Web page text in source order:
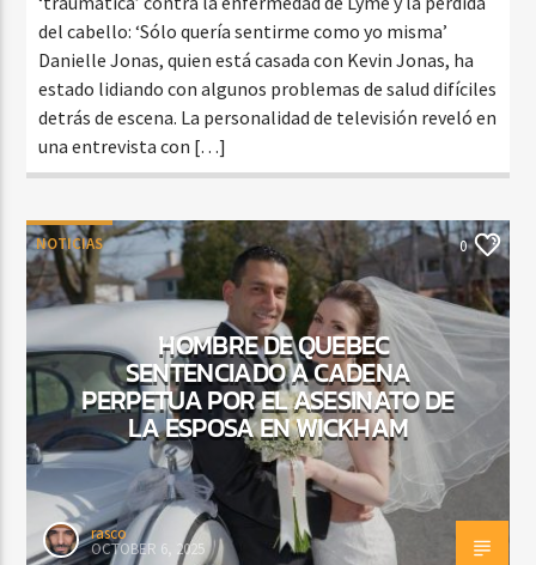
del cabello: ‘Sólo quería sentirme como yo misma’
Danielle Jonas, quien está casada con Kevin Jonas, ha
estado lidiando con algunos problemas de salud difíciles
detrás de escena. La personalidad de televisión reveló en
una entrevista con […]
NOTICIAS 0
HOMBRE DE QUEBEC
SENTENCIADO A CADENA
PERPETUA POR EL ASESINATO DE
LA ESPOSA EN WICKHAM
rasco
OCTOBER 6, 2025